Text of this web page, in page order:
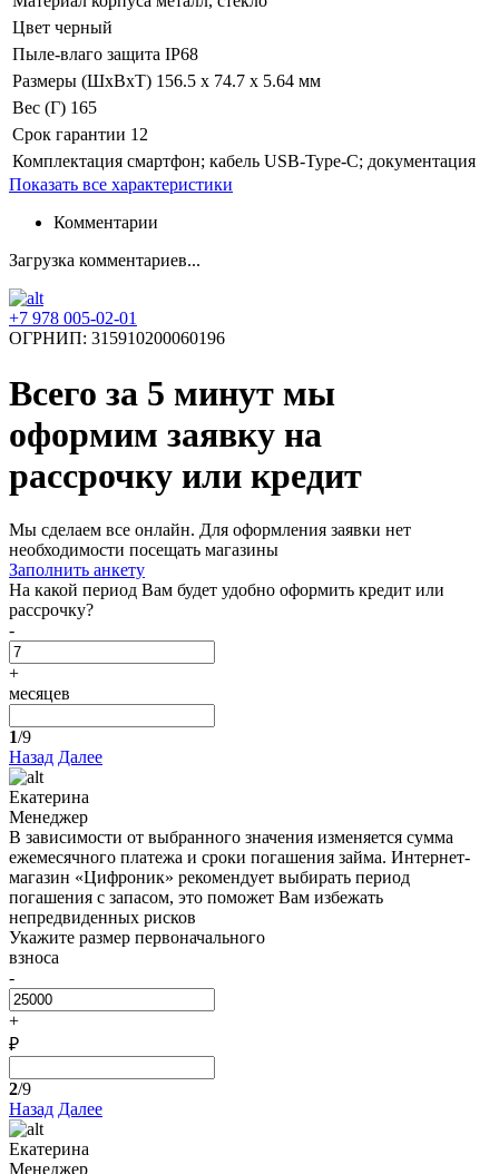
Цвет черный
Пыле-влаго защита IP68
Размеры (ШхВхТ) 156.5 x 74.7 x 5.64 мм
Вес (Г) 165
Срок гарантии 12
Комплектация смартфон; кабель USB-Type-C; документация
Показать все характеристики
Комментарии
Загрузка комментариев...
+7 978 005-02-01
ОГРНИП: 315910200060196
Всего за 5 минут мы
оформим заявку на
рассрочку или кредит
Мы сделаем все онлайн. Для оформления заявки нет
необходимости посещать магазины
Заполнить анкету
На какой период Вам будет удобно оформить кредит или
рассрочку?
-
+
месяцев
1/9
Назад Далее
Екатерина
Менеджер
В зависимости от выбранного значения изменяется сумма
ежемесячного платежа и сроки погашения займа. Интернет-
магазин «Цифроник» рекомендует выбирать период
погашения с запасом, это поможет Вам избежать
непредвиденных рисков
Укажите размер первоначального
взноса
-
+
₽
2/9
Назад Далее
Екатерина
Менеджер